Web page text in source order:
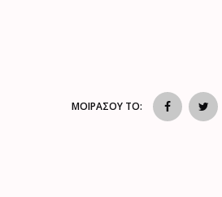
ΜΟΙΡΑΣΟΥ ΤΟ: